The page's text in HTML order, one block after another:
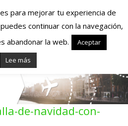
en
Vivir en
Trabajo
de-navidad-con-
para mejorar tu experiencia de
continuar con la navegación,
abandonar la web.
Aceptar
Lee más